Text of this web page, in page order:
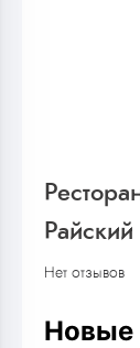
Нет отзывов
Новые